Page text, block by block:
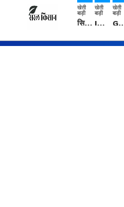
खेती
बाड़ी
सिरसा: कृषि विज्ञान केंद्र की बैठक में फसल बीमा विधि कारण व कृषि उद्यमिता बढ़ावा देने पर चर्चा
खेती
बाड़ी
IMD: राजस्थान में प्री-मानसून की सामान्य से 74% अधिक बारिश, दस्तक में देरी और मानसून कमजोर रहेगा
खेती
बाड़ी
Guar Ka Rate: ग्वार के भाव में हल्की